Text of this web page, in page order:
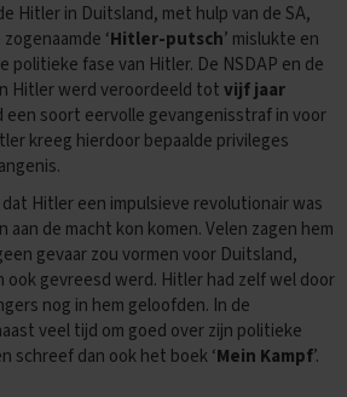
Hitler in Duitsland, met hulp van de SA,
‘Hitler-putsch’ mislukte en
fase van Hitler. De NSDAP en de
Hitler werd veroordeeld totvijf jaar
een soort eervolle gevangenisstraf in voor
kreeg hierdoor bepaalde privileges
Hitler een impulsieve revolutionair was
aan de macht kon komen. Velen zagen hem
gevaar zou vormen voor Duitsland,
ook gevreesd werd. Hitler had zelf wel door
nog in hem geloofden. In de
veel tijd om goed over zijn politieke
schreef dan ook het boek ‘Mein Kampf’.